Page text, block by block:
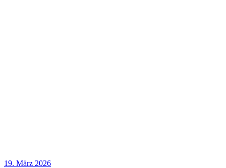
19. März 2026